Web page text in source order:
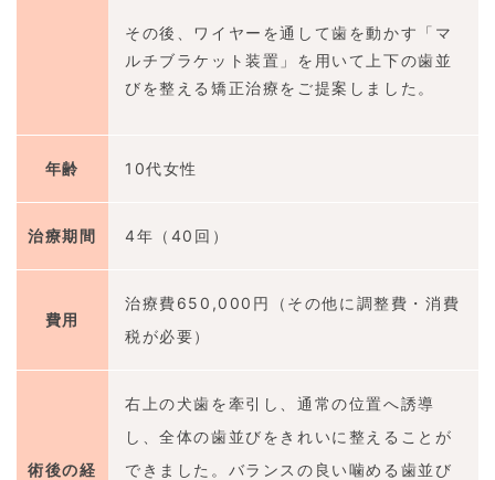
その後、ワイヤーを通して歯を動かす「マ
ルチブラケット装置」を用いて上下の歯並
びを整える矯正治療をご提案しました。
年齢 10代女性
治療期間 4年（40回）
費用
治療費650,000円（その他に調整費・消費
税が必要）
術後の経
右上の犬歯を牽引し、通常の位置へ誘導
し、全体の歯並びをきれいに整えることが
できました。バランスの良い噛める歯並び